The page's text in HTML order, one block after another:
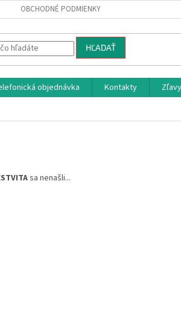
OBCHODNÉ PODMIENKY
HĽADAŤ
objednávka Kontakty Zľavy
sa nenašli...